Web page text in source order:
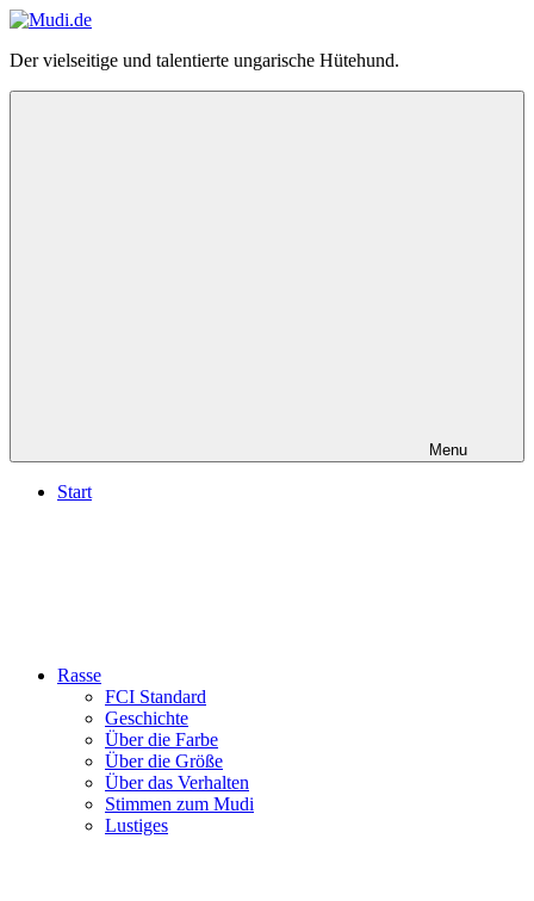
Zum
springen
Mudi.de
Der vielseitige und talentierte ungarische Hütehund.
Menu
Start
Rasse
FCI Standard
Geschichte
Über die Farbe
Über die Größe
Über das Verhalten
Stimmen zum Mudi
Lustiges